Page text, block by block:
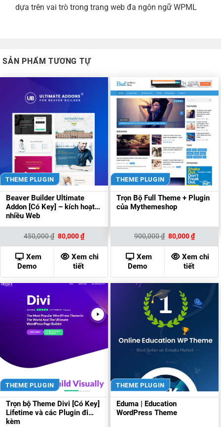
dựa trên vai trò trong trang web đa ngôn ngữ WPML
SẢN PHẨM TƯƠNG TỰ
THEME PLUGIN
Beaver Builder Ultimate
Addon [Có Key] – kích hoạt
nhiều Web
450,000₫ Giá
gốc
là:
450,000 ₫.
80,000₫Giá
hiện
tại
là:
80,000 ₫.
Xem
Demo
Xem chi
tiết
THEME PLUGIN
Trọn Bộ Full Theme + Plugin
của Mythemeshop
900,000₫ Giá
gốc
là:
900,000 ₫.
80,000₫Giá
hiện
tại
là:
80,000
Xem
Demo
Xem chi
tiết
THEME PLUGIN
Trọn bộ Theme Divi [Có Key]
Lifetime và các Plugin đi
kèm
THEME PLUGIN
Eduma | Education
WordPress Theme